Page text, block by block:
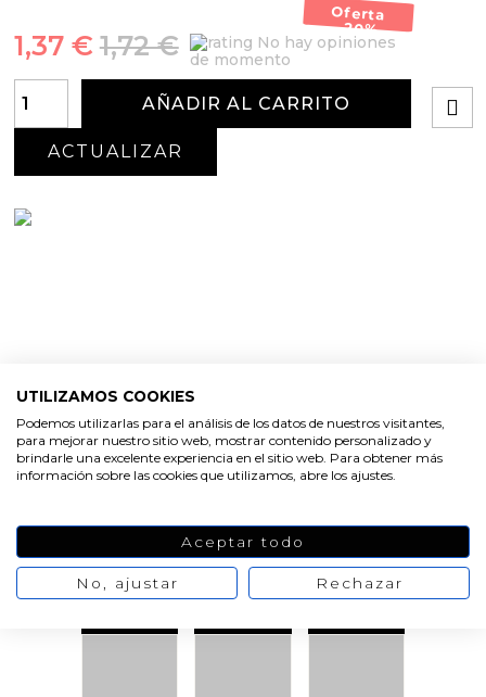
Oferta
-20%
1,72 €
1,37 €
No hay opiniones
de momento
AÑADIR AL CARRITO
PRODUCTOS
RELACIONADOS
VER
VER
VER
UTILIZAMOS COOKIES
Podemos utilizarlas para el análisis de los datos de nuestros visitantes,
para mejorar nuestro sitio web, mostrar contenido personalizado y
brindarle una excelente experiencia en el sitio web. Para obtener más
información sobre las cookies que utilizamos, abre los ajustes.
Aceptar todo
No, ajustar Rechazar